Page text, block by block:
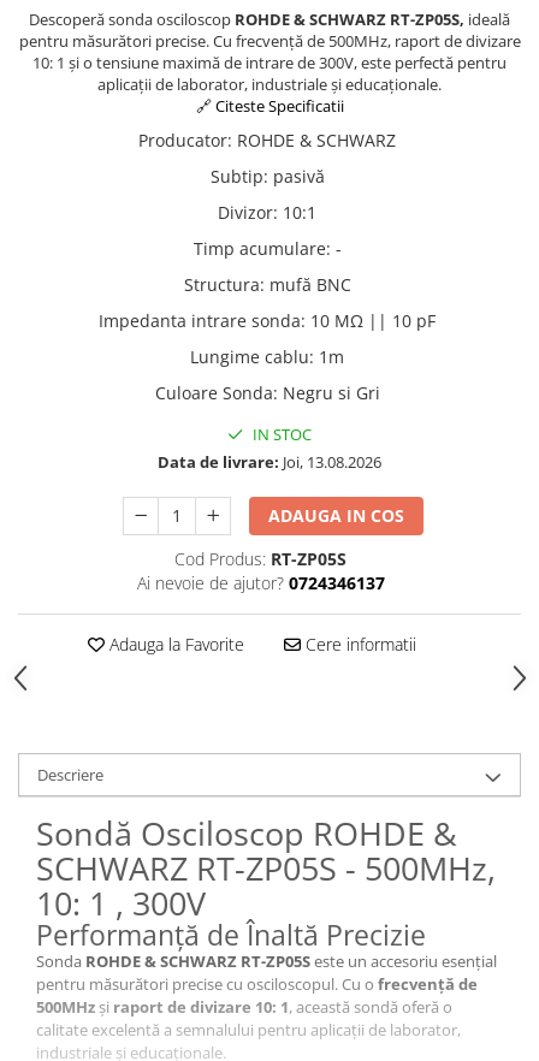
Osciloscoape FLUKE
Osciloscoape GW INSTEK
Osciloscoape HANTEK
Osciloscoape KEYSIGHT
Osciloscoape ROHDE & SCHWARZ
Osciloscoape TELEDYNE LECROY
Osciloscoape UNI-T
Descoperă sonda osciloscop ROHDE & SCHWARZ RT-ZP05S, ideală
pentru măsurători precise. Cu frecvență de 500MHz, raport de divizare
10: 1 și o tensiune maximă de intrare de 300V, este perfectă pentru
aplicații de laborator, industriale și educaționale.
🔗 Citeste Specificatii
Producator: ROHDE & SCHWARZ
Subtip: pasivă
Divizor: 10:1
Timp acumulare: -
Structura: mufă BNC
Impedanta intrare sonda: 10 MΩ || 10 pF
Lungime cablu: 1m
Culoare Sonda: Negru si Gri
IN STOC
Data de livrare: Joi, 13.08.2026
ADAUGA IN COS
Cod Produs: RT-ZP05S
Ai nevoie de ajutor? 0724346137
Adauga la Favorite Cere informatii
Descriere
Sondă Osciloscop ROHDE &
SCHWARZ RT-ZP05S - 500MHz,
10: 1 , 300V
Performanță de Înaltă Precizie
Sonda ROHDE & SCHWARZ RT-ZP05Seste un accesoriu esențial
pentru măsurători precise cu osciloscopul. Cu o frecvență de
500MHzși raport de divizare 10: 1, această sondă oferă o
calitate excelentă a semnalului pentru aplicații de laborator,
industriale și educaționale.